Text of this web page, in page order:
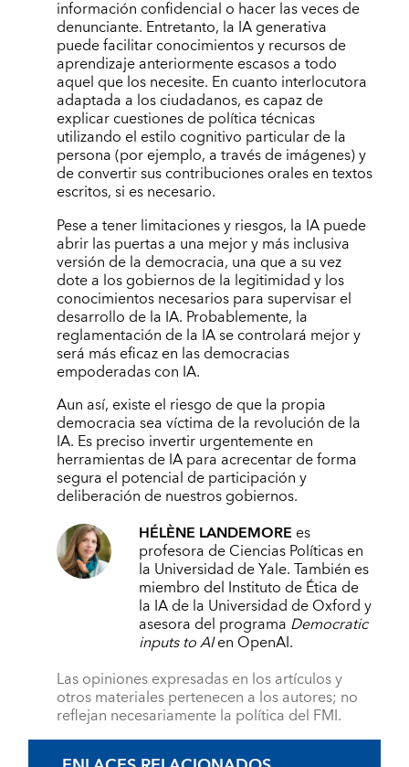
información confidencial o hacer las veces de
denunciante. Entretanto, la IA generativa
puede facilitar conocimientos y recursos de
aprendizaje anteriormente escasos a todo
aquel que los necesite. En cuanto interlocutora
adaptada a los ciudadanos, es capaz de
explicar cuestiones de política técnicas
utilizando el estilo cognitivo particular de la
persona (por ejemplo, a través de imágenes) y
de convertir sus contribuciones orales en textos
escritos, si es necesario.
Pese a tener limitaciones y riesgos, la IA puede
abrir las puertas a una mejor y más inclusiva
versión de la democracia, una que a su vez
dote a los gobiernos de la legitimidad y los
conocimientos necesarios para supervisar el
desarrollo de la IA. Probablemente, la
reglamentación de la IA se controlará mejor y
será más eficaz en las democracias
empoderadas con IA.
Aun así, existe el riesgo de que la propia
democracia sea víctima de la revolución de la
IA. Es preciso invertir urgentemente en
herramientas de IA para acrecentar de forma
segura el potencial de participación y
deliberación de nuestros gobiernos.
HÉLÈNE LANDEMORE es
profesora de Ciencias Políticas en
la Universidad de Yale. También es
miembro del Instituto de Ética de
la IA de la Universidad de Oxford y
asesora del programa Democratic
inputs to AIen OpenAI.
Las opiniones expresadas en los artículos y
otros materiales pertenecen a los autores; no
reflejan necesariamente la política del FMI.